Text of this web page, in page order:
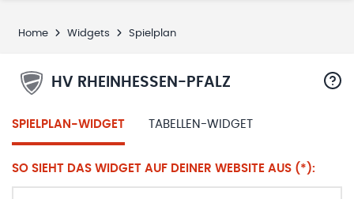
Home Widgets Spielplan
HV RHEINHESSEN-PFALZ
SPIELPLAN-WIDGET TABELLEN-WIDGET
SO SIEHT DAS WIDGET AUF DEINER WEBSITE AUS (*):